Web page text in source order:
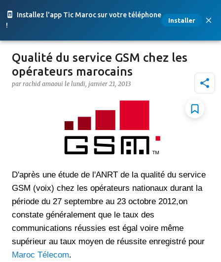
Installez l'app Tic Maroc sur votre téléphone
!
Installer
Accéder au contenu principal
Qualité du service GSM chez les
opérateurs marocains
par rachid amaoui le lundi, janvier 21, 2013
D'après une étude de l'ANRT de la qualité du service
GSM (voix) chez les opérateurs nationaux durant la
période du 27 septembre au 23 octobre 2012,on
constate généralement que le taux des
communications réussies est égal voire même
supérieur au taux moyen de réussite enregistré pour
Maroc Télecom.